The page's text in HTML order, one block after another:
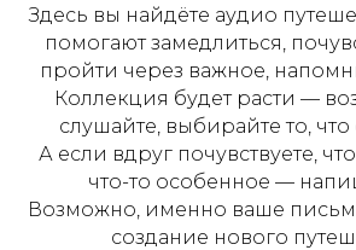
Здесь вы найдёте аудио
помогают замедлиться,
пройти через важное,
Коллекция будет расти —
слушайте, выбирайте то, что
А если вдруг почувствуете,
что-то особенное —
Возможно, именно ваше
создание нового